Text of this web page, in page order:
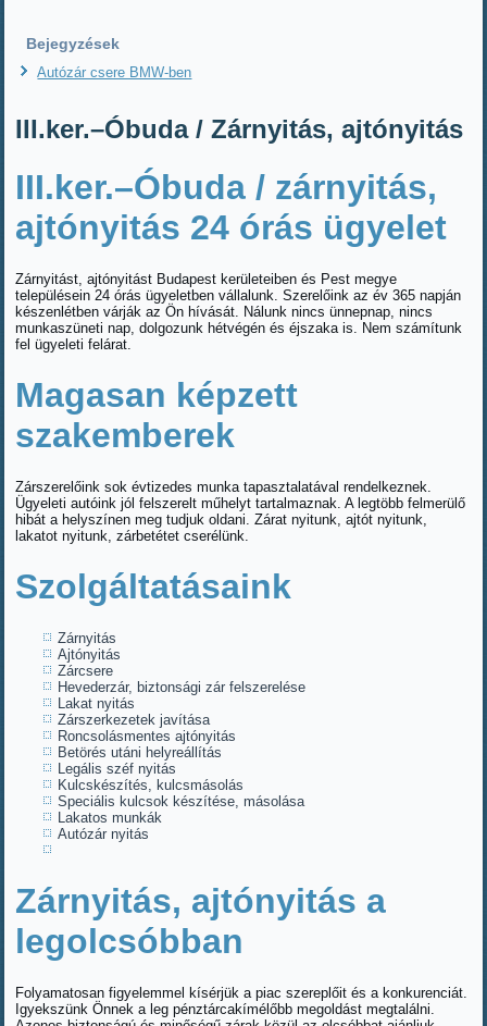
Bejegyzések
Autózár csere BMW-ben
III.ker.–Óbuda / Zárnyitás, ajtónyitás
III.ker.–Óbuda / zárnyitás,
ajtónyitás 24 órás ügyelet
Zárnyitást, ajtónyitást Budapest kerületeiben és Pest megye
településein 24 órás ügyeletben vállalunk. Szerelőink az év 365 napján
készenlétben várják az Ön hívását. Nálunk nincs ünnepnap, nincs
munkaszüneti nap, dolgozunk hétvégén és éjszaka is. Nem számítunk
fel ügyeleti felárat.
Magasan képzett
szakemberek
Zárszerelőink sok évtizedes munka tapasztalatával rendelkeznek.
Ügyeleti autóink jól felszerelt műhelyt tartalmaznak. A legtöbb felmerülő
hibát a helyszínen meg tudjuk oldani. Zárat nyitunk, ajtót nyitunk,
lakatot nyitunk, zárbetétet cserélünk.
Szolgáltatásaink
Zárnyitás
Ajtónyitás
Zárcsere
Hevederzár, biztonsági zár felszerelése
Lakat nyitás
Zárszerkezetek javítása
Roncsolásmentes ajtónyitás
Betörés utáni helyreállítás
Legális széf nyitás
Kulcskészítés, kulcsmásolás
Speciális kulcsok készítése, másolása
Lakatos munkák
Autózár nyitás
Zárnyitás, ajtónyitás a
legolcsóbban
Folyamatosan figyelemmel kísérjük a piac szereplőit és a konkurenciát.
Igyekszünk Önnek a leg pénztárcakímélőbb megoldást megtalálni.